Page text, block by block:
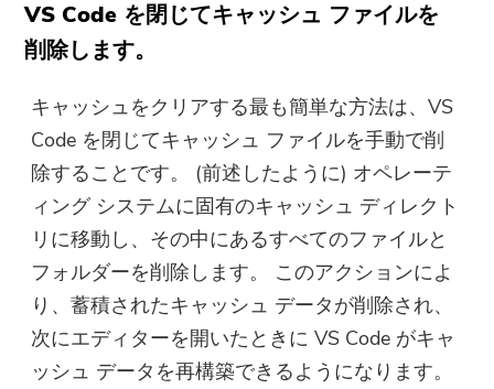
VS Code を閉じてキャッシュ ファイルを
削除します。
キャッシュをクリアする最も簡単な方法は、VS
Code を閉じてキャッシュ ファイルを手動で削
除することです。 (前述したように) オペレーテ
ィング システムに固有のキャッシュ ディレクト
リに移動し、その中にあるすべてのファイルと
フォルダーを削除します。 このアクションによ
り、蓄積されたキャッシュ データが削除され、
次にエディターを開いたときに VS Code がキャ
ッシュ データを再構築できるようになります。